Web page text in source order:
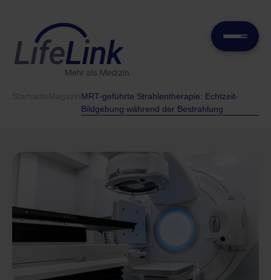
MRT-geführte Strahlentherapie: Echtzeit-
Bildgebung während der Bestrahlung